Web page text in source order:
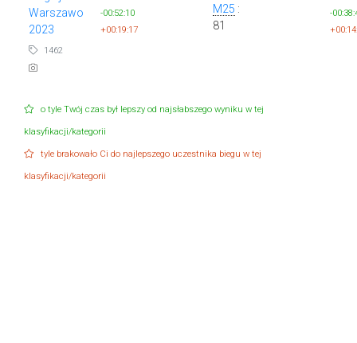
Warszawo
2023
1462
-00:52:10
+00:19:17
M25 :
81
-
o tyle Twój czas był lepszy od najsłabszego wyniku w tej
klasyfikacji/kategorii
tyle brakowało Ci do najlepszego uczestnika biegu w tej
klasyfikacji/kategorii